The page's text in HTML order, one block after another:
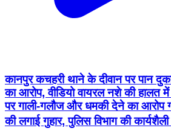
कानपुर कचहरी थाने के दीवान पर पान
का आरोप, वीडियो वायरल नशे की हालत
पर गाली-गलौज और धमकी देने का आरोप
की लगाई गुहार, पुलिस विभाग की